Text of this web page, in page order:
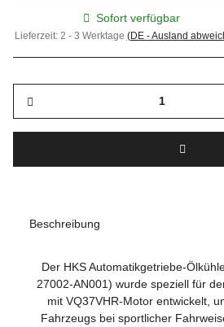
Sofort verfügbar
Lieferzeit: 2 - 3 Werktage (DE - Ausland
Beschreibung
Der HKS Automatikgetriebe-
27002-AN001) wurde speziell für
mit VQ37VHR-Motor entwickelt,
Fahrzeugs bei sportlicher